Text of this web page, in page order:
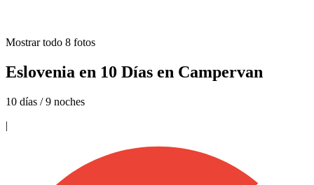
Mostrar todo 8 fotos
Eslovenia en 10 Días en Campervan
10 días / 9 noches
|